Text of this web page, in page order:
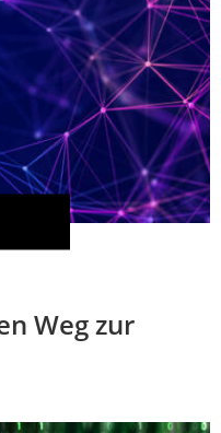
Weg zur